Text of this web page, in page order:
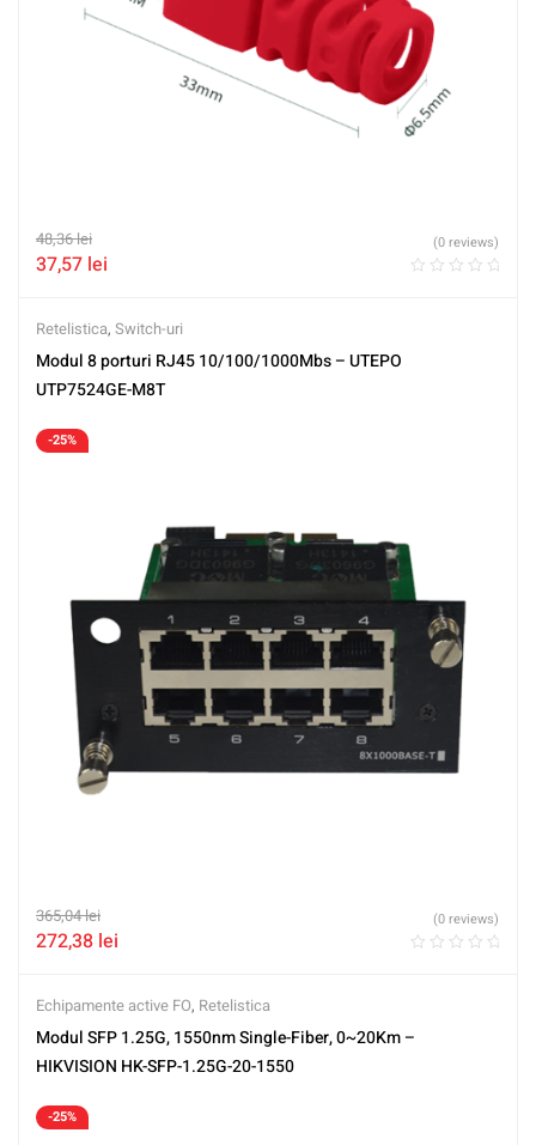
48,36lei
37,57 lei
(0 reviews)
Retelistica, Switch-uri
Modul 8 porturi RJ45 10/100/1000Mbs – UTEPO
UTP7524GE-M8T
-25%
365,04lei
272,38 lei
(0 reviews)
Echipamente active FO, Retelistica
Modul SFP 1.25G, 1550nm Single-Fiber, 0~20Km –
HIKVISION HK-SFP-1.25G-20-1550
-25%